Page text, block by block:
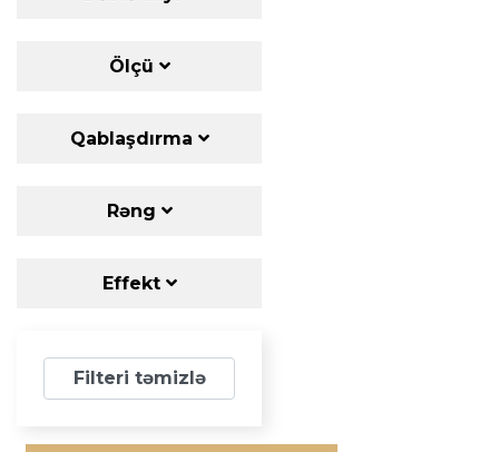
Ölçü
Qablaşdırma
Rəng
Effekt
Filteri təmizlə